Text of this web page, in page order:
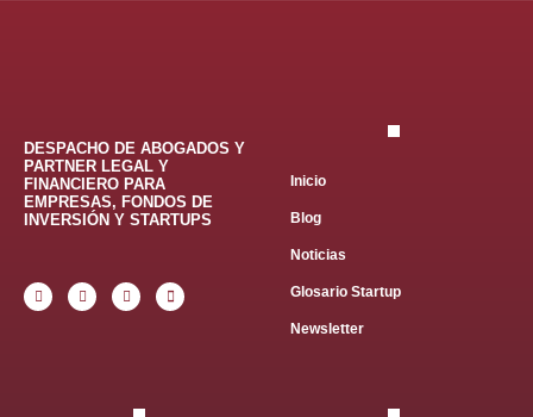
DESPACHO DE ABOGADOS Y
PARTNER LEGAL Y
FINANCIERO PARA
EMPRESAS, FONDOS DE
INVERSIÓN Y STARTUPS
Inicio
Blog
Noticias
Glosario Startup
Newsletter